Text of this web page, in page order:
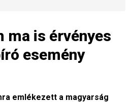
ma is érvényes
esemény
emlékezett a magyarság